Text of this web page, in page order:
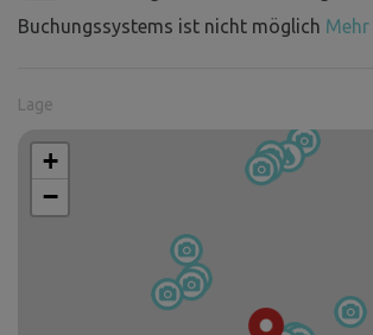
Buchungssystems ist nicht möglich
Lage
+
−